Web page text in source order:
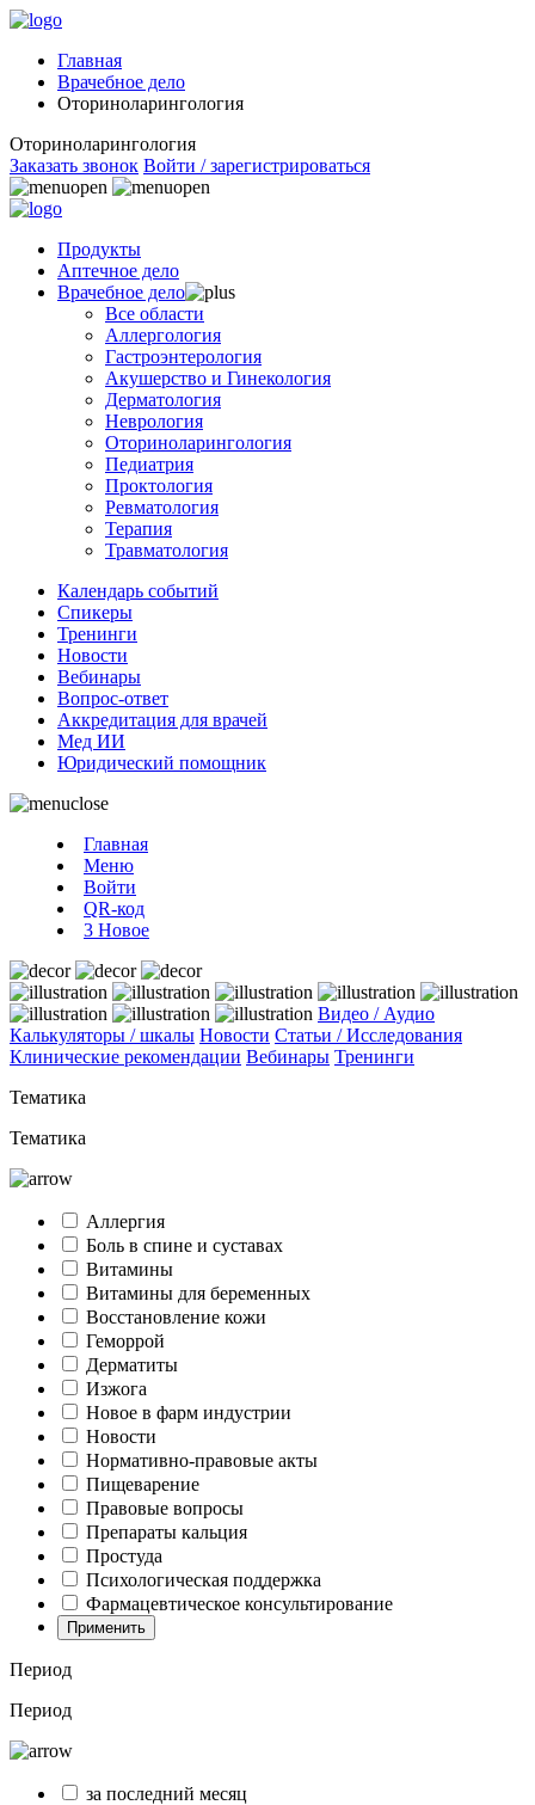
Главная
Врачебное дело
Оториноларингология
Оториноларингология
Заказать звонок Войти / зарегистрироваться
Продукты
Аптечное дело
Врачебное дело
Все области
Аллергология
Гастроэнтерология
Акушерство и Гинекология
Дерматология
Неврология
Оториноларингология
Педиатрия
Проктология
Ревматология
Терапия
Травматология
Календарь событий
Спикеры
Тренинги
Новости
Вебинары
Вопрос-ответ
Аккредитация для врачей
Мед ИИ
Юридический помощник
Главная
Меню
Войти
QR-код
3 Новое
Видео / Аудио
Калькуляторы / шкалы Новости Статьи / Исследования
Клинические рекомендации Вебинары Тренинги
Тематика
Тематика
Аллергия
Боль в спине и суставах
Витамины
Витамины для беременных
Восстановление кожи
Геморрой
Дерматиты
Изжога
Новое в фарм индустрии
Новости
Нормативно-правовые акты
Пищеварение
Правовые вопросы
Препараты кальция
Простуда
Психологическая поддержка
Фармацевтическое консультирование
Применить
Период
Период
за последний месяц